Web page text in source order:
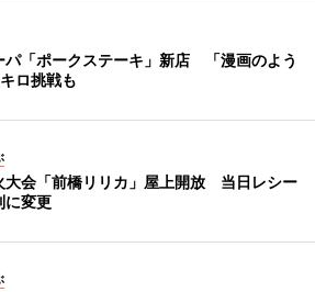
パ「ポークステーキ」新店 「漫画のよう
ロ挑戦も
大会「前橋リリカ」屋上開放 当日レシー
に変更